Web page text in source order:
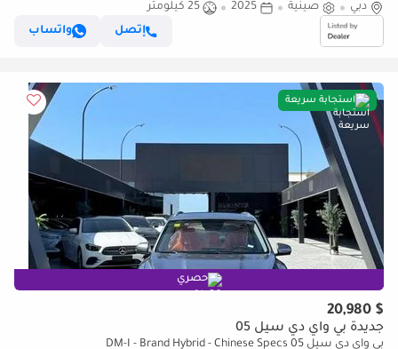
دبي
صينية 2025
25 كيلومتر
إتصل
واتساب
استجابة سريعة
حصري
$ 20,980
جديدة بي واي دي سيل 05
بي واي دي سيل 05 DM-I - Brand Hybrid - Chinese Specs